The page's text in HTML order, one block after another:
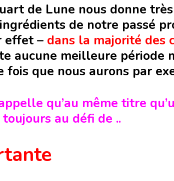
de Lune nous donne
de notre passé
effet – dans la majorité des
aucune meilleure
que nous aurons par
qu’au même titre
au défi de ..